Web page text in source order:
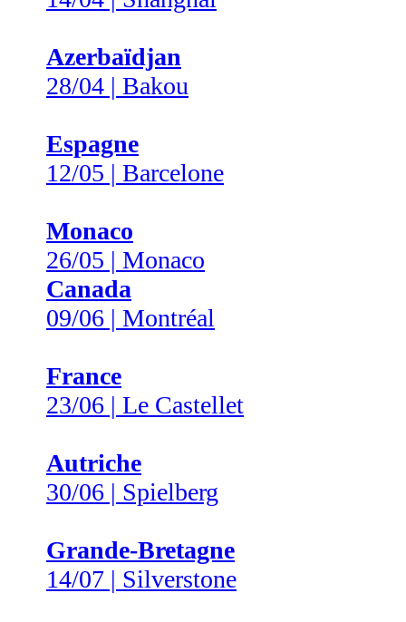
Azerbaïdjan
28/04 | Bakou
Espagne
12/05 | Barcelone
Monaco
26/05 | Monaco
Canada
09/06 | Montréal
France
23/06 | Le Castellet
Autriche
30/06 | Spielberg
Grande-Bretagne
14/07 | Silverstone